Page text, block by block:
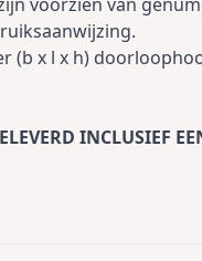
(b x l x h)
INCLUSIEF